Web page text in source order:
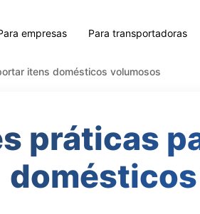
empresas Para transportadoras
itens domésticos volumosos
práticas